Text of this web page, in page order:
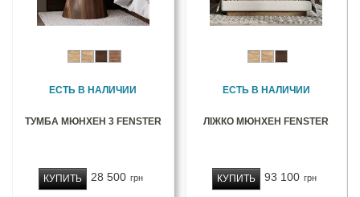
ЕСТЬ В НАЛИЧИИ
ТУМБА МЮНХЕН 3 FENSTER
28 500 грн
КУПИТЬ
ЕСТЬ В НАЛИЧИИ
ЛІЖКО МЮНХЕН FENSTER
93 100 грн
КУПИТЬ